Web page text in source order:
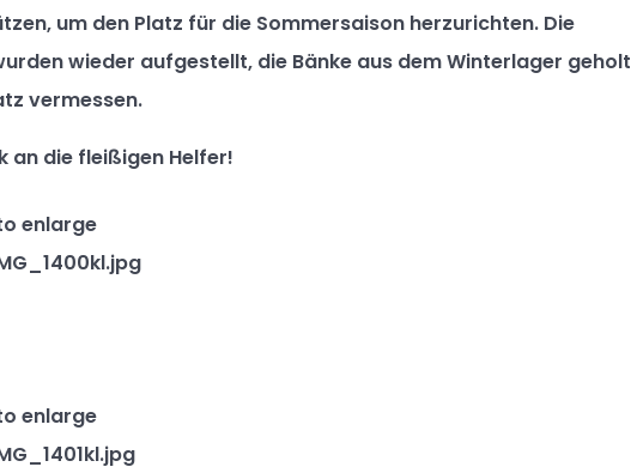
um den Platz für die Sommersaison herzurichten. Die
wieder aufgestellt, die Bänke aus dem Winterlager geholt
vermessen.
an die fleißigen Helfer!